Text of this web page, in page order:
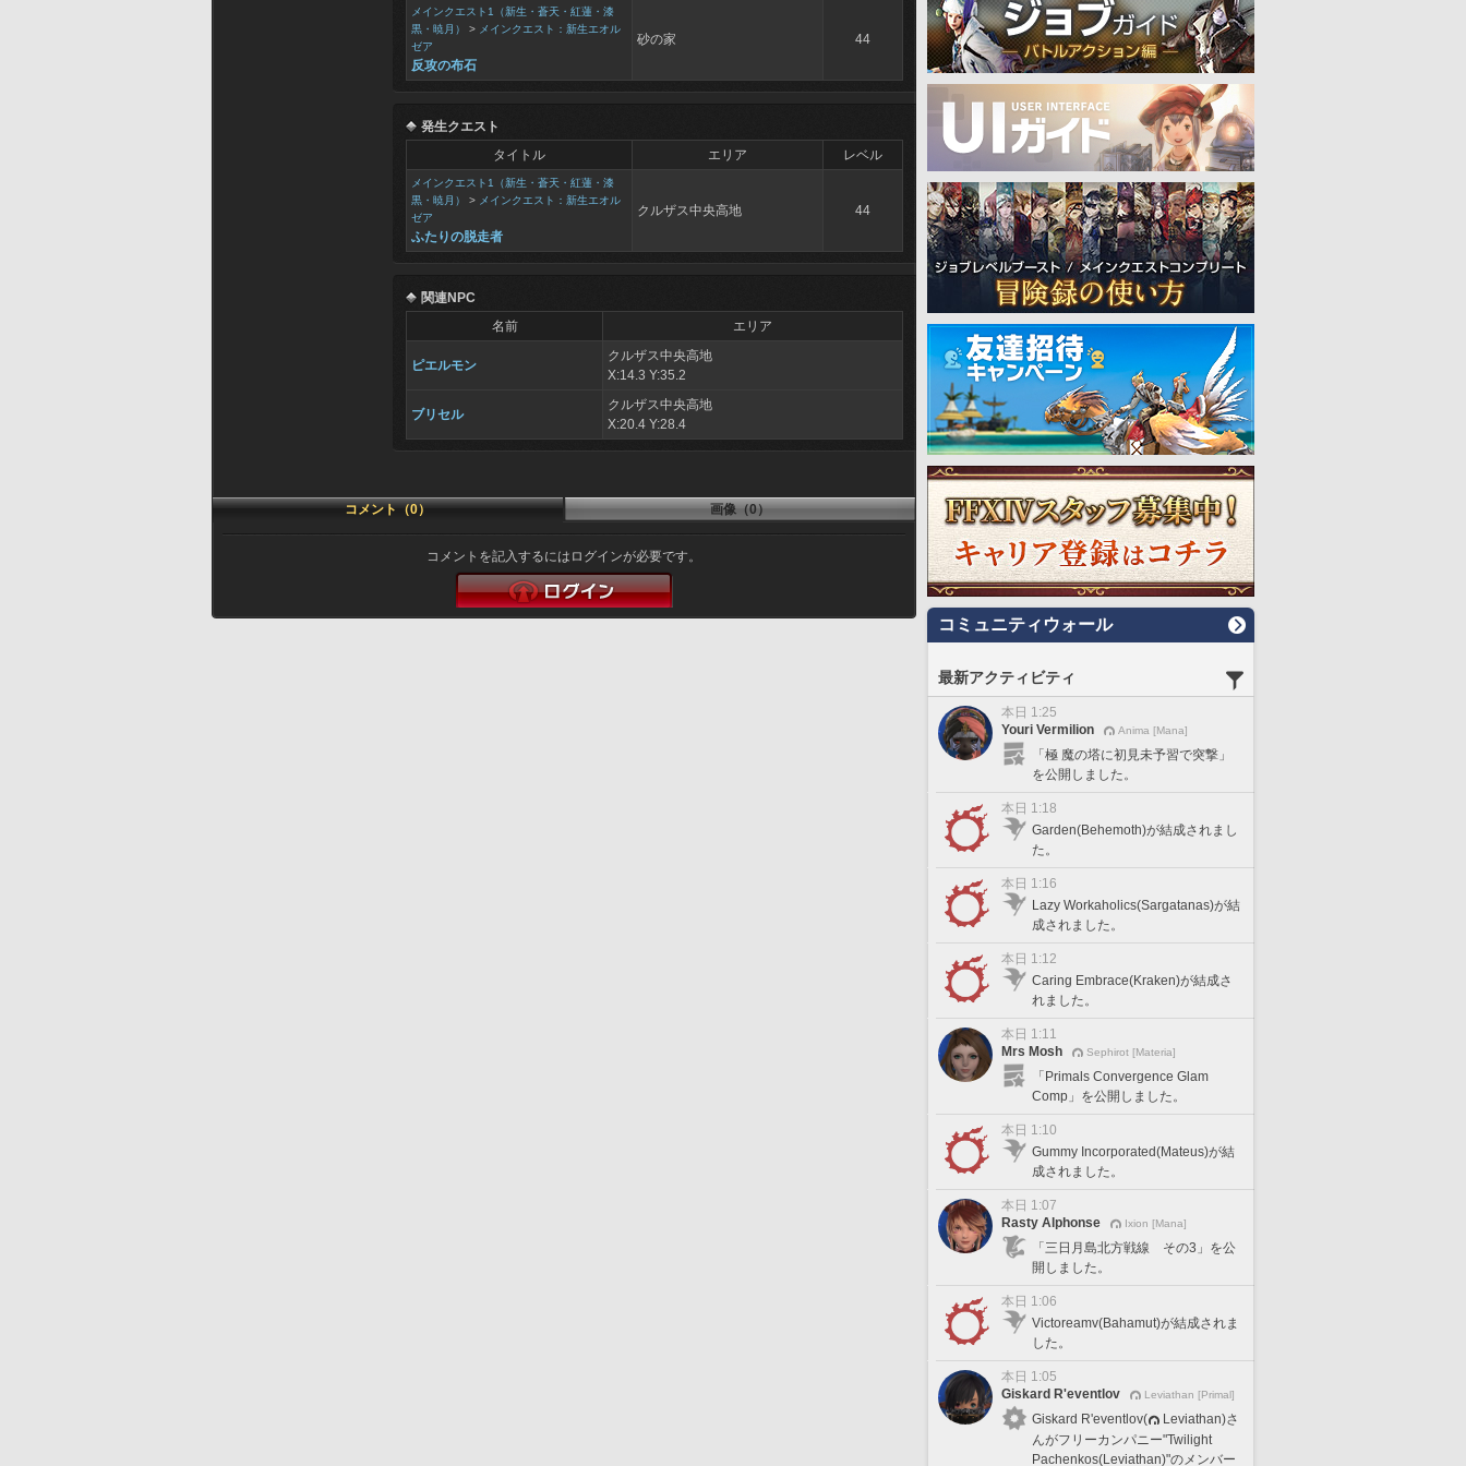
メインクエスト1（新生・蒼天・紅蓮・漆
黒・暁月）
> メインクエスト：新生エオル
ゼア
反攻の布石
砂の家 44
発生クエスト
タイトル
エリア レベル
メインクエスト1（新生・蒼天・紅蓮・漆
黒・暁月）
> メインクエスト：新生エオル
ゼア
ふたりの脱走者
クルザス中央高地 44
関連NPC
名前
エリア
ピエルモン
クルザス中央高地
X:14.3 Y:35.2
ブリセル
クルザス中央高地
X:20.4 Y:28.4
コメント（0） 画像（0）
コメントを記入するにはログインが必要です。
コミュニティウォール
最新アクティビティ
本日 1:25
Youri Vermilion
Anima [Mana]
「極 魔の塔に初見未予習で突撃」
を公開しました。
本日 1:18
Garden(Behemoth)が結成されまし
た。
本日 1:16
Lazy Workaholics(Sargatanas)が結
成されました。
本日 1:12
Caring Embrace(Kraken)が結成さ
れました。
本日 1:11
Mrs Mosh
Sephirot [Materia]
「Primals Convergence Glam
Comp」を公開しました。
本日 1:10
Gummy Incorporated(Mateus)が結
成されました。
本日 1:07
Rasty Alphonse
Ixion [Mana]
「三日月島北方戦線 その3」を公
開しました。
本日 1:06
Victoreamv(Bahamut)が結成されま
した。
本日 1:05
Giskard R'eventlov
Leviathan [Primal]
Giskard R'eventlov(
Leviathan)さ
んがフリーカンパニー"Twilight
Pachenkos(Leviathan)"のメンバー